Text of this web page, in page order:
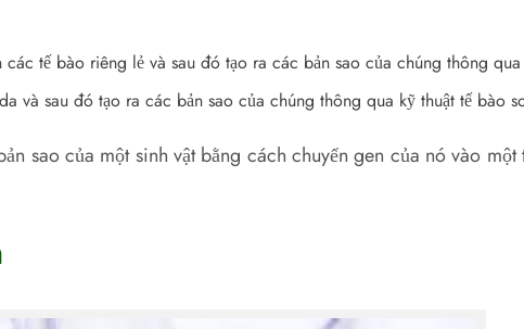
tế bào riêng lẻ và sau đó tạo ra các bản sao của chúng thông
và sau đó tạo ra các bản sao của chúng thông qua kỹ thuật tế bào
sao của một sinh vật bằng cách chuyển gen của nó vào